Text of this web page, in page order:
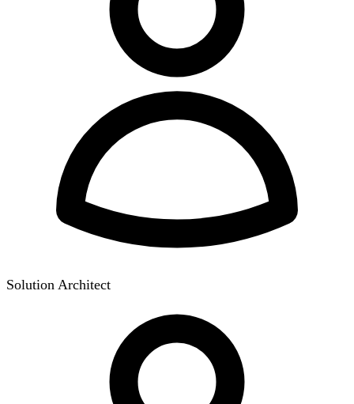
Solution Architect